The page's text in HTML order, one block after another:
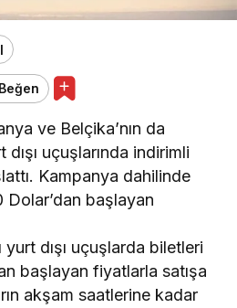
Beğen
ve Belçika’nın da
uçuşlarında indirimli
Kampanya dahilinde
başlayan
yurt dışı uçuşlarda biletleri
başlayan fiyatlarla satışa
akşam saatlerine kadar